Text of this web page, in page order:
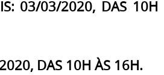
03/03/2020, DAS 10H
DAS 10H ÀS 16H.